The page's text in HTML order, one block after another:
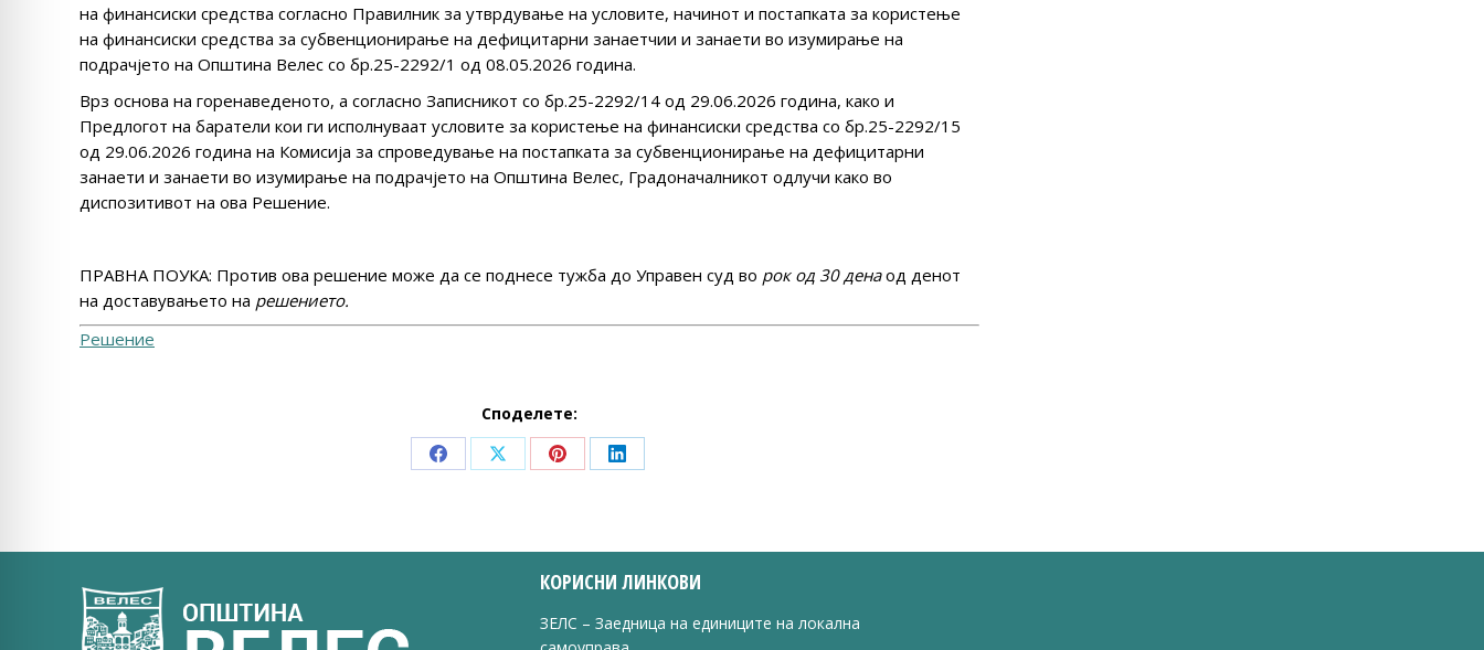
на финансиски средства согласно Правилник за утврдување на условите, начинот и постапката за користење
на финансиски средства за субвенционирање на дефицитарни занаетчии и занаети во изумирање на
подрачјето на Општина Велес со бр.25-2292/1 од 08.05.2026 година.
Врз основа на горенаведеното, а согласно Записникот со бр.25-2292/14 од 29.06.2026 година, како и
Предлогот на баратели кои ги исполнуваат условите за користење на финансиски средства со бр.25-2292/15
од 29.06.2026 година на Комисија за спроведување на постапката за субвенционирање на дефицитарни
занаети и занаети во изумирање на подрачјето на Општина Велес, Градоначалникот одлучи како во
диспозитивот на ова Решение.
ПРАВНА ПОУКА: Против ова решение може да се поднесе тужба до Управен суд во рок од 30 денаод денот
на доставувањето на решението.
Решение
Споделете:
Share Share Share Share
КОРИСНИ ЛИНКОВИ
ЗЕЛС – Заедница на единиците на локална